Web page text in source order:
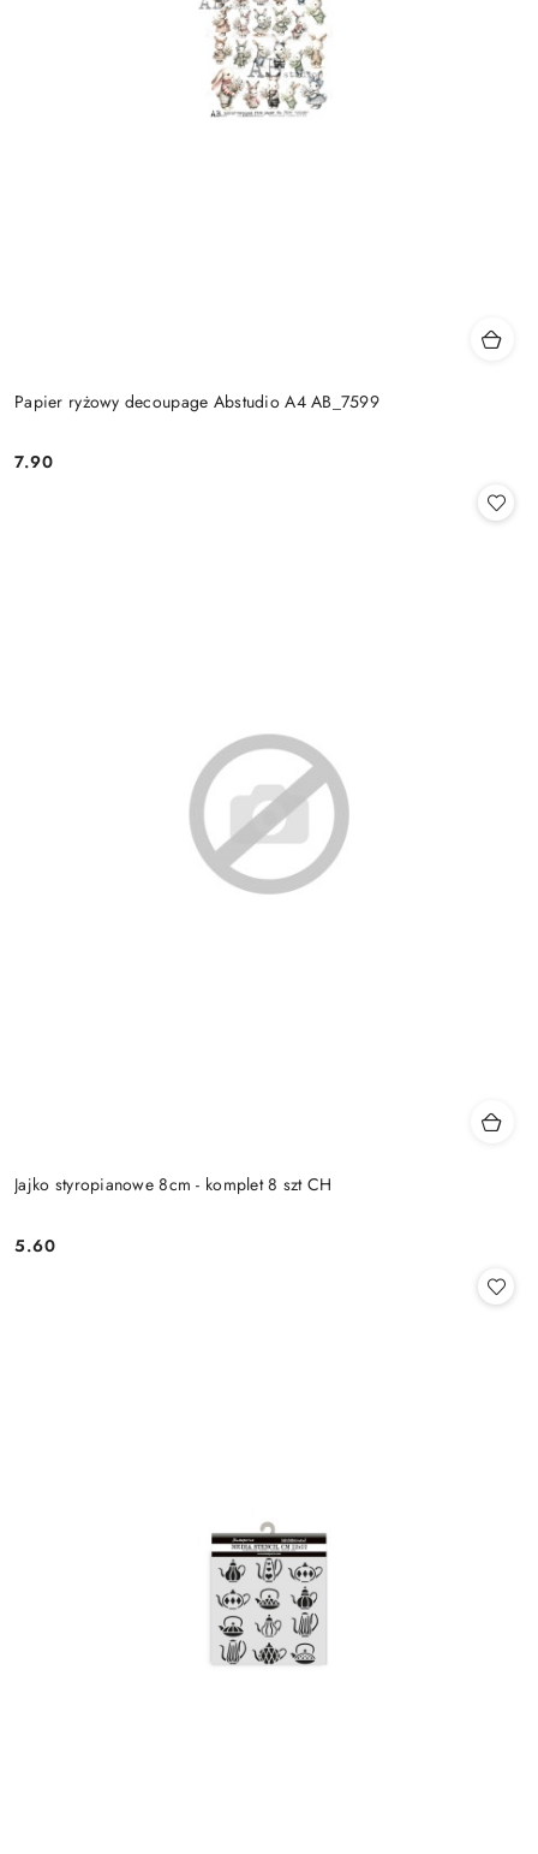
Papier ryżowy decoupage Abstudio A4 AB_7599
Cena:
7.90
Jajko styropianowe 8cm - komplet 8 szt CH
Cena:
5.60